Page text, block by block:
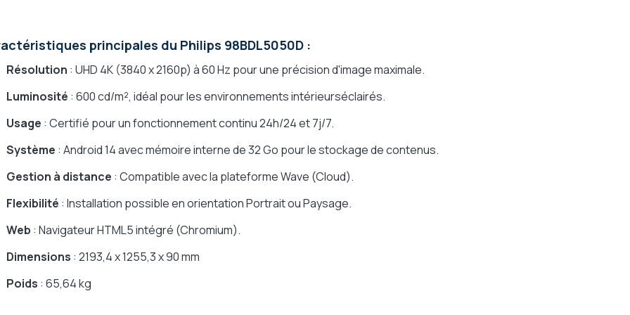
principales du Philips 98BDL5050D :
Résolution : UHD 4K (3840 x 2160p) à 60 Hz pour une précision d'image maximale.
Luminosité : 600 cd/m², idéal pour les environnements intérieurséclairés.
Usage : Certifié pour un fonctionnement continu 24h/24 et 7j/7.
Système : Android 14 avec mémoire interne de 32 Go pour le stockage de contenus.
Gestion à distance : Compatible avec la plateforme Wave (Cloud).
Flexibilité : Installation possible en orientation Portrait ou Paysage.
Web : Navigateur HTML5 intégré (Chromium).
Dimensions : 2193,4 x 1255,3 x 90 mm
Poids : 65,64 kg